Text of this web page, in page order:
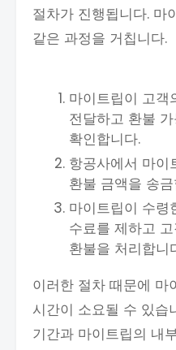
절차가 진행됩니다. 마
같은 과정을 거칩니다.
마이트립이 고객
전달하고 환불
확인합니다.
항공사에서 마이
환불 금액을 송
마이트립이 수령
수료를 제하고
환불을 처리합니
이러한 절차 때문에 마
시간이 소요될 수 있습
기간과 마이트립의 내